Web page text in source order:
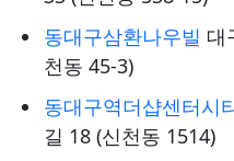
동대구삼환나우빌 대
천동 45-3)
동대구역더샵센터시
길 18 (신천동 1514)